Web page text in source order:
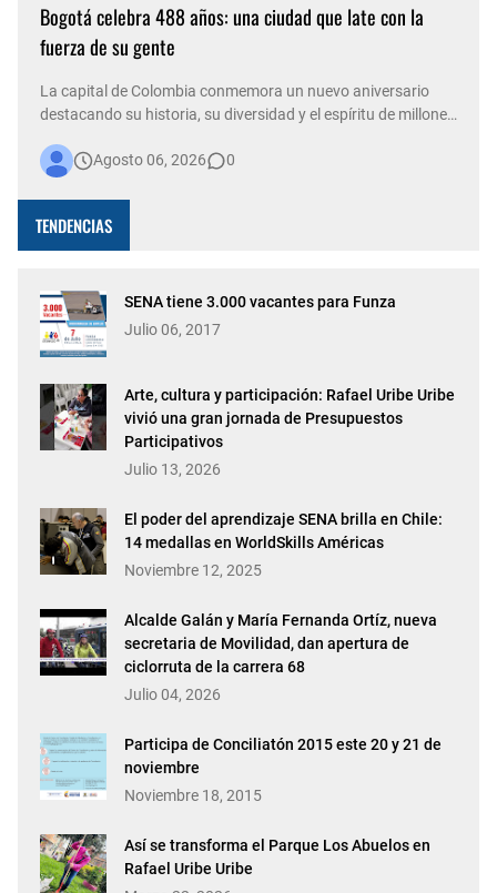
Bogotá celebra 488 años: una ciudad que late con la
fuerza de su gente
La capital de Colombia conmemora un nuevo aniversario
destacando su historia, su diversidad y el espíritu de millones
construyen cada día una ciudad más viva. Bogotá está de
Agosto 06, 2026 0
TENDENCIAS
SENA tiene 3.000 vacantes para Funza
Julio 06, 2017
Arte, cultura y participación: Rafael Uribe Uribe
vivió una gran jornada de Presupuestos
Participativos
Julio 13, 2026
El poder del aprendizaje SENA brilla en Chile:
14 medallas en WorldSkills Américas
Noviembre 12, 2025
Alcalde Galán y María Fernanda Ortíz, nueva
secretaria de Movilidad, dan apertura de
ciclorruta de la carrera 68
Julio 04, 2026
Participa de Conciliatón 2015 este 20 y 21 de
noviembre
Noviembre 18, 2015
Así se transforma el Parque Los Abuelos en
Rafael Uribe Uribe